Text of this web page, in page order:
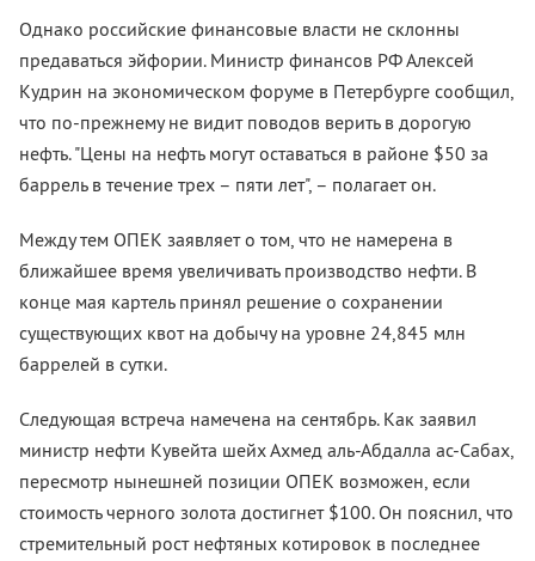
Однако российские финансовые власти не склонны
предаваться эйфории. Министр финансов РФ Алексей
Кудрин на экономическом форуме в Петербурге сообщил,
что по-прежнему не видит поводов верить в дорогую
нефть. "Цены на нефть могут оставаться в районе $50 за
баррель в течение трех – пяти лет", – полагает он.
Между тем ОПЕК заявляет о том, что не намерена в
ближайшее время увеличивать производство нефти. В
конце мая картель принял решение о сохранении
существующих квот на добычу на уровне 24,845 млн
баррелей в сутки.
Следующая встреча намечена на сентябрь. Как заявил
министр нефти Кувейта шейх Ахмед аль-Абдалла ас-Сабах,
пересмотр нынешней позиции ОПЕК возможен, если
стоимость черного золота достигнет $100. Он пояснил, что
стремительный рост нефтяных котировок в последнее